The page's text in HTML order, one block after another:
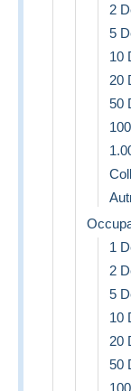
2
5
10
20
50
1
2
5
10
20
50